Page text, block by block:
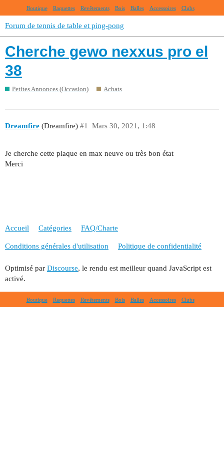
Boutique Raquettes Revêtements Bois Balles Accessoires Clubs
Forum de tennis de table et ping-pong
Cherche gewo nexxus pro el
38
Petites Annonces (Occasion) Achats
Dreamfire (Dreamfire) Mars 30, 2021, 1:48
#1
Je cherche cette plaque en max neuve ou très bon état
Merci
Accueil Catégories FAQ/Charte
Conditions générales d'utilisation Politique de confidentialité
Optimisé par Discourse, le rendu est meilleur quand JavaScript est
activé.
Boutique Raquettes Revêtements Bois Balles Accessoires Clubs